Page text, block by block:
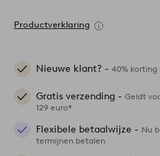
Productverklaring
Nieuwe klant? - 40%
Gratis verzending - Geldt
129 euro*
Flexibele betaalwijze - Nu
termijnen betalen